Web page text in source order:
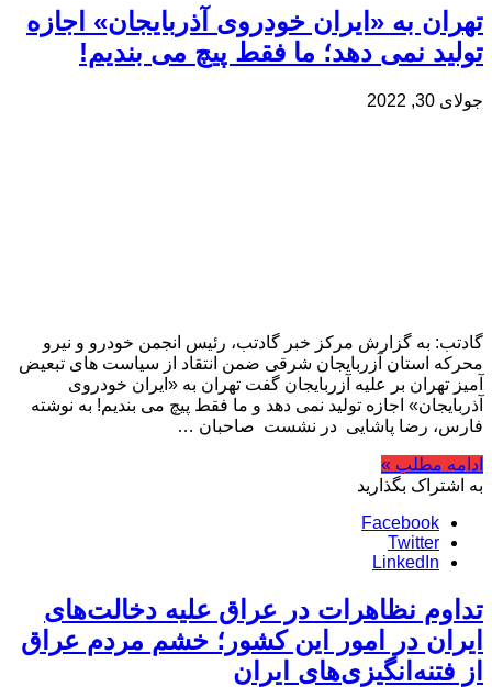
تهران به «ایران خودروی آذربایجان» اجازه
تولید نمی دهد؛ ما فقط پیچ می بندیم!
جولای 30, 2022
گادتب: به گزارش مرکز خبر گادتب، رئیس انجمن خودرو و نیرو
محرکه استان آزربایجان شرقی ضمن انتقاد از سیاست های تبعیض
آمیز تهران بر علیه آزربایجان گفت تهران به «ایران خودروی
آذربایجان» اجازه تولید نمی دهد و ما فقط پیچ می بندیم! به نوشته
فارس، رضا پاشایی در نشست صاحبان …
ادامه مطلب »
به اشتراک بگذارید
Facebook
Twitter
LinkedIn
تداوم نظاهرات در عراق علیه دخالت‌های
ایران در امور این کشور؛ خشم مردم عراق
از فتنه‌انگیزی‌های ایران